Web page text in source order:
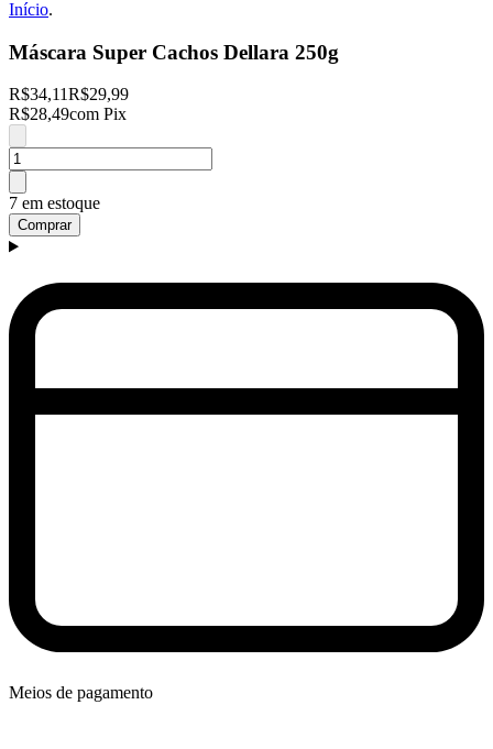
Início.
Máscara Super Cachos Dellara 250g
R$34,11R$29,99
R$28,49com Pix
7 em estoque
Comprar
Meios de pagamento